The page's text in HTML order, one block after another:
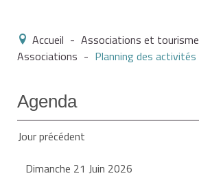
Accueil - Associations et tourisme
Associations - Planning des activités
Agenda
Jour précédent
Dimanche 21 Juin 2026